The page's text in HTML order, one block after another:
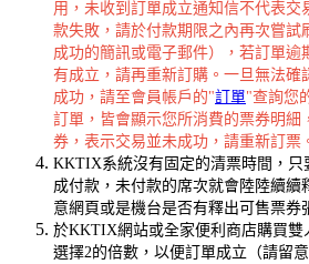
用，未收到訂單成立通知信不代表交
款失敗，請於付款期限之內再次嘗試
成功的簡訊或電子郵件），若訂單逾
有成立，請再重新訂購。一旦無法確
成功，請至會員帳戶的"訂單"查詢您
訂單，皆會顯示您所消費的票券明細
券，表示交易並未成功，請重新訂票
KKTIX系統沒有固定的清票時間，只
成付款，未付款的席次就會陸陸續續
意網頁或是機台是否有釋出可售票券
於KKTIX網站或全家便利商店購買雙
選擇2的倍數，以便訂單成立（請留